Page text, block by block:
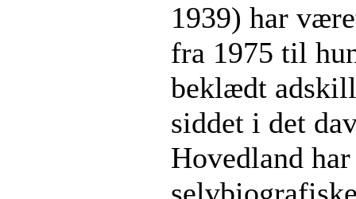
1939) har
fra 1975 til
beklædt
siddet i det
Hovedland